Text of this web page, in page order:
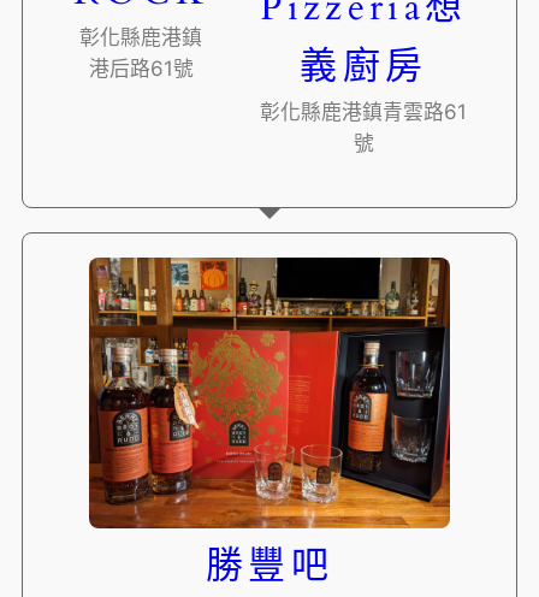
彰化縣鹿港鎮
港后路61號
義廚房
彰化縣鹿港鎮青雲路61
號
勝豐吧